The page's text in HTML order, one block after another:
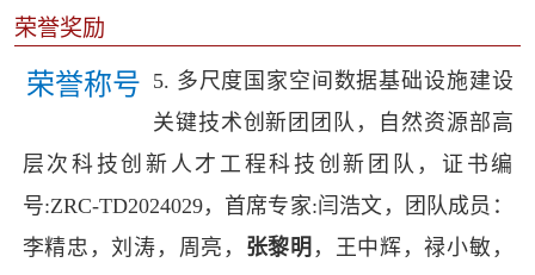
荣誉奖励
荣誉称号 5. 多尺度国家空间数据基础设施建设
关键技术创新团团队，自然资源部高
层次科技创新人才工程科技创新团队，证书编
号:ZRC-TD2024029，首席专家:闫浩文，团队成员：
李精忠，刘涛，周亮， 张黎明 ，王中辉，禄小敏，